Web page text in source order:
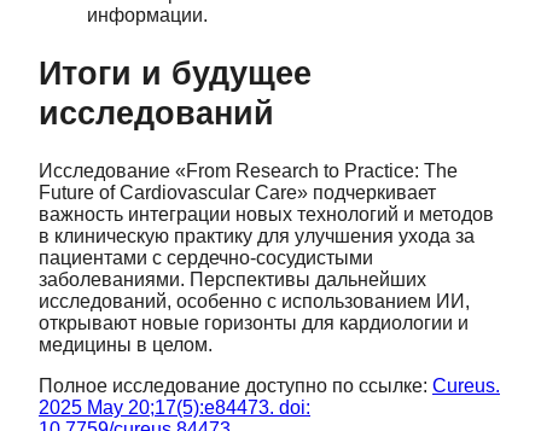
информации.
Итоги и будущее
исследований
Исследование «From Research to Practice: The
Future of Cardiovascular Care» подчеркивает
важность интеграции новых технологий и методов
в клиническую практику для улучшения ухода за
пациентами с сердечно-сосудистыми
заболеваниями. Перспективы дальнейших
исследований, особенно с использованием ИИ,
открывают новые горизонты для кардиологии и
медицины в целом.
Полное исследование доступно по ссылке: Cureus.
2025 May 20;17(5):e84473. doi: